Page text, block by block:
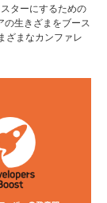
ターにするための
生きざまをブース
ざまなカンファレ